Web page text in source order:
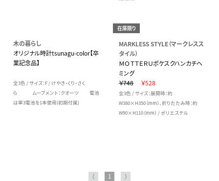
木の暮らし
オリジナル時計tsunagu-color【卒
業記念品】
全3色 / サイズ：F / けやき・くり・さく
ら ムーブメント：クオーツ 電池
は単3電池を1本使用(初期付属)
在庫限り
MARKLESS STYLE（マークレスス
タイル）
ＭＯＴＴＥＲＵポケスクハンカチヘ
ミング
￥748
￥528
全3色 / サイズ：展開時：約
W380×H350（mm）、折りたたみ時：約
W90×H110（mm） / ポリエステル
⟨ 1 ⟩